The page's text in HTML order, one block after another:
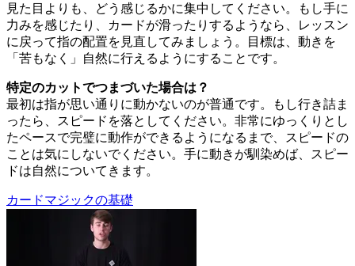
見た目よりも、どう感じるかに集中してください。もし手に
力みを感じたり、カードが滑ったりするようなら、レッスン
に戻って指の配置を見直してみましょう。目標は、動きを
「苦もなく」自然に行えるようにすることです。
特定のカットでつまづいた場合は？
最初は指が思い通りに動かないのが普通です。もし行き詰ま
ったら、スピードを落としてください。非常にゆっくりとし
たペースで完璧に動作ができるようになるまで、スピードの
ことは気にしないでください。手に動きが馴染めば、スピー
ドは自然についてきます。
カードマジックの基礎